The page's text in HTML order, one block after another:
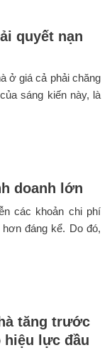
quyết nạn
ở giá cả phải chăng
sáng kiến này, là
doanh lớn
các khoản chi phí
đáng kể. Do đó,
tăng trước
hiệu lực đầu